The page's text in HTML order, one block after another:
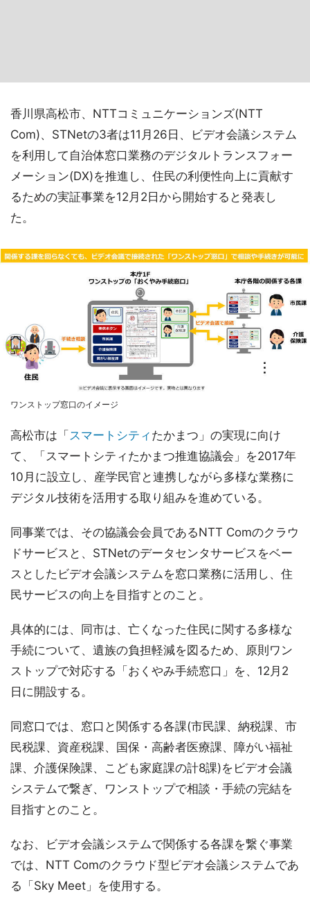
香川県高松市、NTTコミュニケーションズ(NTT
Com)、STNetの3者は11月26日、ビデオ会議システム
を利用して自治体窓口業務のデジタルトランスフォー
メーション(DX)を推進し、住民の利便性向上に貢献す
るための実証事業を12月2日から開始すると発表し
た。
ワンストップ窓口のイメージ
高松市は「スマートシティ たかまつ」の実現に向け
て、「スマートシティたかまつ推進協議会」を2017年
10月に設立し、産学民官と連携しながら多様な業務に
デジタル技術を活用する取り組みを進めている。
同事業では、その協議会会員であるNTT Comのクラウ
ドサービスと、STNetのデータセンタサービスをベー
スとしたビデオ会議システムを窓口業務に活用し、住
民サービスの向上を目指すとのこと。
具体的には、同市は、亡くなった住民に関する多様な
手続について、遺族の負担軽減を図るため、原則ワン
ストップで対応する「おくやみ手続窓口」を、12月2
日に開設する。
同窓口では、窓口と関係する各課(市民課、納税課、市
民税課、資産税課、国保・高齢者医療課、障がい福祉
課、介護保険課、こども家庭課の計8課)をビデオ会議
システムで繋ぎ、ワンストップで相談・手続の完結を
目指すとのこと。
なお、ビデオ会議システムで関係する各課を繋ぐ事業
では、NTT Comのクラウド型ビデオ会議システムであ
る「Sky Meet」を使用する。